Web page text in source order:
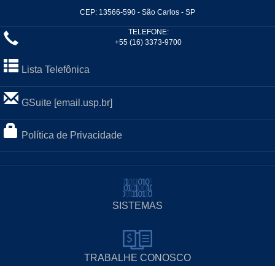
CEP: 13566-590 - São Carlos - SP
TELEFONE:
+55 (16) 3373-9700
Lista Telefônica
GSuite [email.usp.br]
Política de Privacidade
SISTEMAS
TRABALHE CONOSCO